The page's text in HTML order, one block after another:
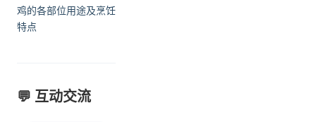
鸡的各部位用途及烹饪
特点
💬 互动交流